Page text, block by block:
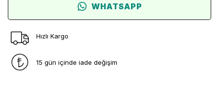
WHATSAPP
Hızlı Kargo
15 gün içinde iade değişim